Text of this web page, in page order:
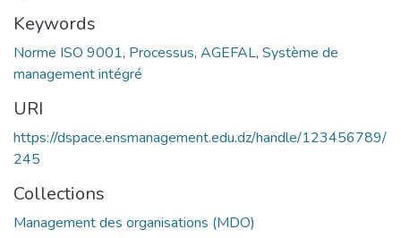
Keywords
Norme ISO 9001, Processus, AGEFAL, Système de
management intégré
URI
https://dspace.ensmanagement.edu.dz/handle/123456789/
245
Collections
Management des organisations (MDO)